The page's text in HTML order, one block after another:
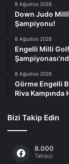
8 Ağustos 2026
Down Judo Millî
Şampiyonu!
8 Ağustos 2026
Engelli Milli
8 Ağustos 2026
Görme Engelli
Riva Kampında
Bizi Takip Edin
8.000
Takipçi